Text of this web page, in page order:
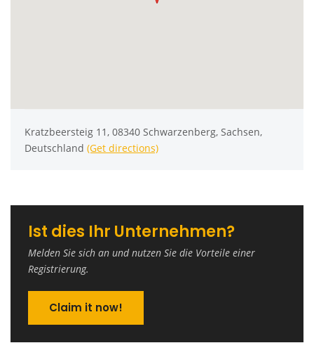
Kratzbeersteig 11, 08340 Schwarzenberg, Sachsen,
Deutschland (Get directions)
Ist dies Ihr Unternehmen?
Melden Sie sich an und nutzen Sie die Vorteile einer
Registrierung.
Claim it now!